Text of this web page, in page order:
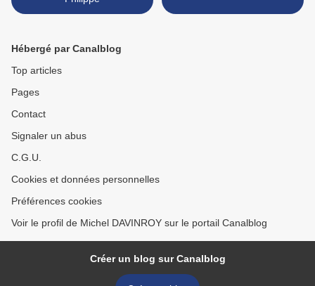
Hébergé par Canalblog
Top articles
Pages
Contact
Signaler un abus
C.G.U.
Cookies et données personnelles
Préférences cookies
Voir le profil de Michel DAVINROY sur le portail Canalblog
Créer un blog sur Canalblog